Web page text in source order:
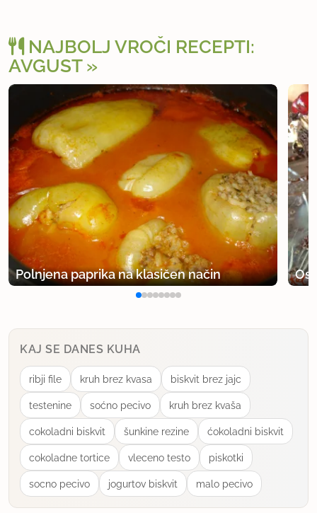
NAJBOLJ VROČI RECEPTI:
AVGUST
Polnjena paprika na klasičen način
KAJ SE DANES KUHA
ribji file kruh brez kvasa biskvit brez jajc
testenine soćno pecivo kruh brez kvaša
cokoladni biskvit šunkine rezine ćokoladni biskvit
cokoladne tortice vleceno testo piskotki
socno pecivo jogurtov biskvit malo pecivo